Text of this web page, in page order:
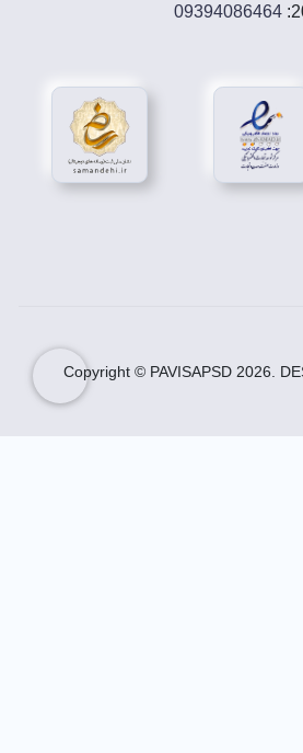
09394086464
Copyright © PAVISAPSD 2026 .